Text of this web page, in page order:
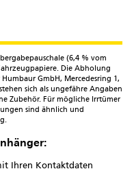
(6,4 % vom
Die Abholung
GmbH, Mercedesring 1,
sich als ungefähre Angaben
Zubehör. Für mögliche Irrtümer
sind ähnlich und
Ihren Kontaktdaten